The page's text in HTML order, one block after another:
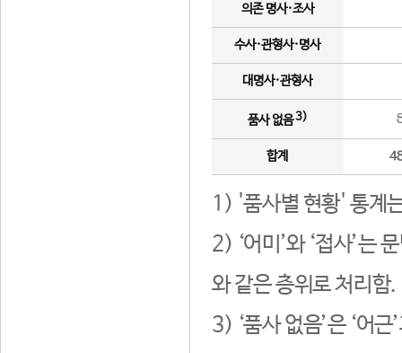
의존 명사·조사
수사·관형사·명사
대명사·관형사
품사 없음3)
합계
1) '품사별 현황' 통계
2) ‘어미’와 ‘접사’는
와 같은 층위로 처리함.
3) ‘품사 없음’은 ‘어